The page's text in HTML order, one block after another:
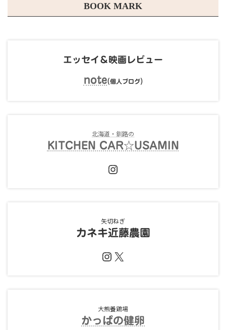
BOOK MARK
エッセイ＆映画レビュー
note(個人ブログ)
北海道・釧路の
KITCHEN CAR☆USAMIN
Instagram
矢切ねぎ
カネキ近藤農園
Instagram
X
大熊養鶏場
かっぱの健卵